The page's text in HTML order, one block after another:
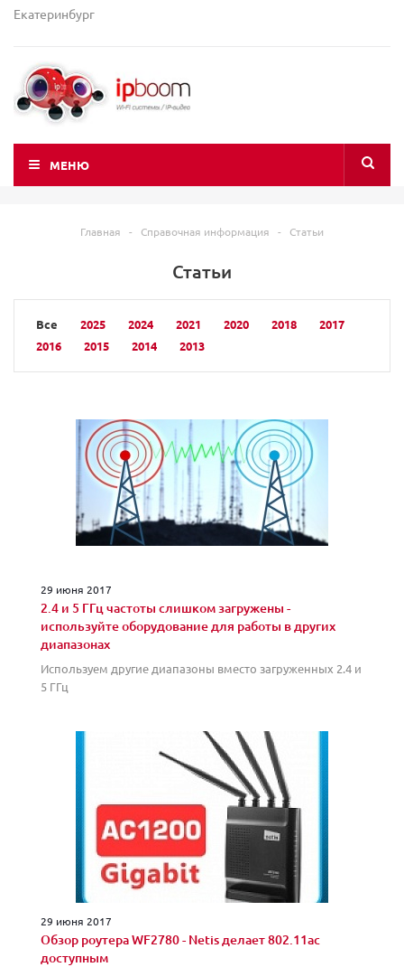
Екатеринбург
МЕНЮ
Главная - Справочная информация - Статьи
Статьи
Все 2025 2024 2021 2020 2018
2017
2016
2015 2014 2013
29 июня 2017
2.4 и 5 ГГц частоты слишком загружены -
используйте оборудование для работы в других
диапазонах
Используем другие диапазоны вместо загруженных 2.4 и
5 ГГц
29 июня 2017
Обзор роутера WF2780 - Netis делает 802.11ac
доступным